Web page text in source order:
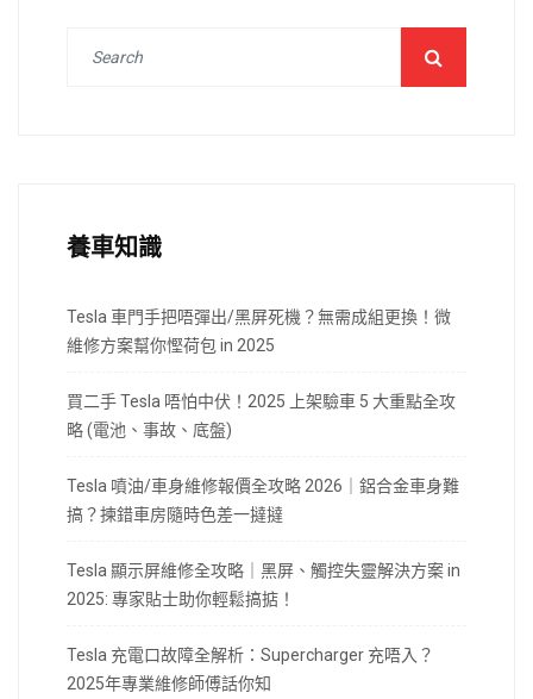
養車知識
Tesla 車門手把唔彈出/黑屏死機？無需成組更換！微
維修方案幫你慳荷包 in 2025
買二手 Tesla 唔怕中伏！2025 上架驗車 5 大重點全攻
略 (電池、事故、底盤)
Tesla 噴油/車身維修報價全攻略 2026｜鋁合金車身難
搞？揀錯車房隨時色差一撻撻
Tesla 顯示屏維修全攻略｜黑屏、觸控失靈解決方案 in
2025: 專家貼士助你輕鬆搞掂！
Tesla 充電口故障全解析：Supercharger 充唔入？
2025年專業維修師傅話你知